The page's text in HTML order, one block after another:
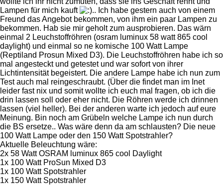
Lampen für mich kauft
.. Ich habe gestern auch von einem
Freund das Angebot bekommen, von ihm ein paar Lampen zu
bekommen. Hab sie mir geholt zum ausprobieren. Das wärn
einmal 2 Leuchstoffröhren (osram luminux 58 watt 865 cool
daylight) und einmal so ne komische 100 Watt Lampe
(Reptiland Prosun Mixed D3). Die Leuchstoffröhren habe ich so
mal angesteckt und getestet und war sofort von ihrer
Lichtintensität begeistert. Die andere Lampe habe ich nun zum
Test auch mal reingeschraubt. (Über die findet man im Inet
leider fast nix und somit wollte ich euch mal fragen, ob ich die
drin lassen soll oder eher nicht. Die Röhren werde ich drinnen
lassen (viel heller). Bei der anderen warte ich jedoch auf eure
Meinung. Bin noch am Grübeln welche Lampe ich nun durch
die BS ersetze.. Was wäre denn da am schlausten? Die neue
100 Watt Lampe oder den 150 Watt Spotstrahler?
Aktuelle Beleuchtung wäre:
2x 58 Watt OSRAM luminux 865 cool Daylight
1x 100 Watt ProSun Mixed D3
1x 100 Watt Spotstrahler
1x 150 Watt Spotstrahler